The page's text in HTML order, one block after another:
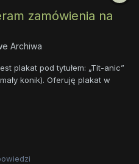
zamówienia na
Archiwa
plakat pod tytułem: „Tit-anic”
konik). Oferuję plakat w
x 70,7 cm – cena 20 zł (plus